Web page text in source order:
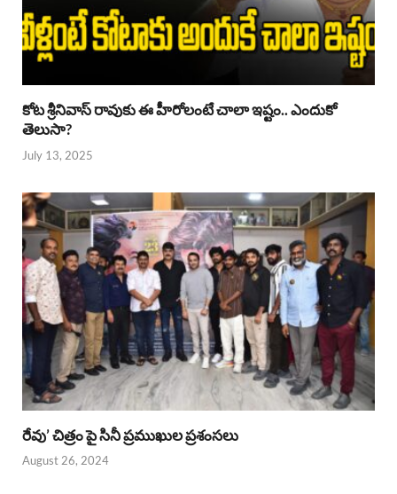
కోట శ్రీనివాస్ రావుకు ఈ హీరోలంటే చాలా ఇష్టం.. ఎందుకో
తెలుసా?
July 13, 2025
రేవు’ చిత్రం పై సినీ ప్రముఖుల ప్రశంసలు
August 26, 2024